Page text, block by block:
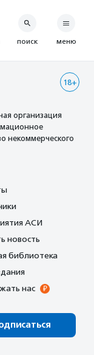
поиск меню
18+
организация
некоммерческого
АСИ
новость
библиотека
нас